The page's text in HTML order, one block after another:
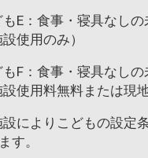
もE：食事・寝具なしの
設使用のみ）
もF：食事・寝具なしの
設使用料無料または現
によりこどもの設定
す。